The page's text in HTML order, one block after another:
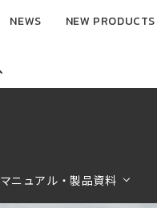
NEWS NEW PRODUCTS
マニュアル・製品資料